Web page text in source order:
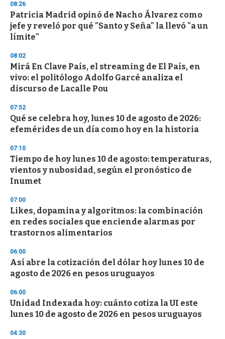
d
s
o
f
3
s
e
c
o
n
08:26
Patricia Madrid opinó de Nacho Álvarez como
jefe y reveló por qué "Santo y Seña" la llevó "a un
límite"
08:02
Mirá En Clave País, el streaming de El País, en
vivo: el politólogo Adolfo Garcé analiza el
discurso de Lacalle Pou
07:52
Qué se celebra hoy, lunes 10 de agosto de 2026:
efemérides de un día como hoy en la historia
07:10
Tiempo de hoy lunes 10 de agosto: temperaturas,
vientos y nubosidad, según el pronóstico de
Inumet
07:00
Likes, dopamina y algoritmos: la combinación
en redes sociales que enciende alarmas por
trastornos alimentarios
06:00
Así abre la cotización del dólar hoy lunes 10 de
agosto de 2026 en pesos uruguayos
06:00
Unidad Indexada hoy: cuánto cotiza la UI este
lunes 10 de agosto de 2026 en pesos uruguayos
04:30